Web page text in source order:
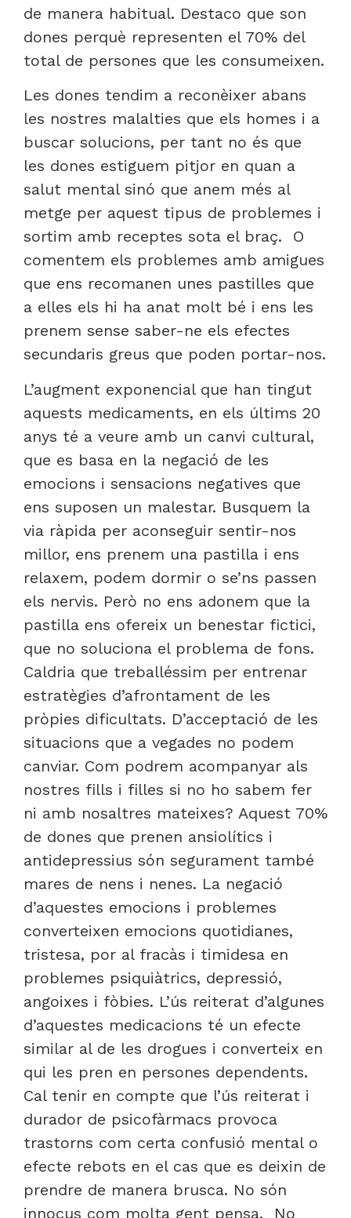
de manera habitual. Destaco que son
dones perquè representen el 70% del
total de persones que les consumeixen.
Les dones tendim a reconèixer abans
les nostres malalties que els homes i a
buscar solucions, per tant no és que
les dones estiguem pitjor en quan a
salut mental sinó que anem més al
metge per aquest tipus de problemes i
sortim amb receptes sota el braç. O
comentem els problemes amb amigues
que ens recomanen unes pastilles que
a elles els hi ha anat molt bé i ens les
prenem sense saber-ne els efectes
secundaris greus que poden portar-nos.
L’augment exponencial que han tingut
aquests medicaments, en els últims 20
anys té a veure amb un canvi cultural,
que es basa en la negació de les
emocions i sensacions negatives que
ens suposen un malestar. Busquem la
via ràpida per aconseguir sentir-nos
millor, ens prenem una pastilla i ens
relaxem, podem dormir o se’ns passen
els nervis. Però no ens adonem que la
pastilla ens ofereix un benestar fictici,
que no soluciona el problema de fons.
Caldria que treballéssim per entrenar
estratègies d’afrontament de les
pròpies dificultats. D’acceptació de les
situacions que a vegades no podem
canviar. Com podrem acompanyar als
nostres fills i filles si no ho sabem fer
ni amb nosaltres mateixes? Aquest 70%
de dones que prenen ansiolítics i
antidepressius són segurament també
mares de nens i nenes. La negació
d’aquestes emocions i problemes
converteixen emocions quotidianes,
tristesa, por al fracàs i timidesa en
problemes psiquiàtrics, depressió,
angoixes i fòbies. L’ús reiterat d’algunes
d’aquestes medicacions té un efecte
similar al de les drogues i converteix en
qui les pren en persones dependents.
Cal tenir en compte que l’ús reiterat i
durador de psicofàrmacs provoca
trastorns com certa confusió mental o
efecte rebots en el cas que es deixin de
prendre de manera brusca. No són
innocus com molta gent pensa. No